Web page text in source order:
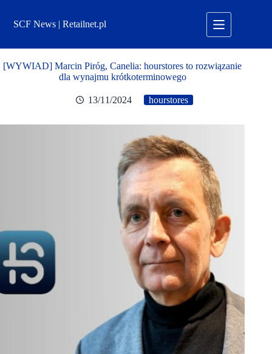
treściSCF News | Retailnet.pl
[WYWIAD] Marcin Piróg, Canelia: hourstores to rozwiązanie
dla wynajmu krótkoterminowego
13/11/2024 hourstores